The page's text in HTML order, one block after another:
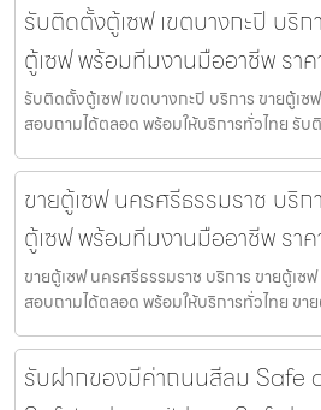
รับติดตั้งตู้เซฟ เขตบางกะปิ บริ
ตู้เซฟ พร้อมทีมงานมืออาชีพ รา
รับติดตั้งตู้เซฟ เขตบางกะปิ บริการ ขายตู้เ
สอบถามได้ตลอด พร้อมให้บริการทั่วไทย รับ
ขายตู้เซฟ นครศรีธรรมราช บริ
ตู้เซฟ พร้อมทีมงานมืออาชีพ รา
ขายตู้เซฟ นครศรีธรรมราช บริการ ขายตู้เ
สอบถามได้ตลอด พร้อมให้บริการทั่วไทย ขา
รับฝากของมีค่าถนนสีลม Safe